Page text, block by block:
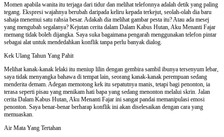
Momen apabila wanita itu terjaga dari tidur dan melihat telefonnya adalah detik yang paling
tegang. Ekspresi wajahnya berubah daripada keliru kepada terkejut, seolah-olah dia baru
sahaja menemui satu rahsia besar. Adakah dia melihat gambar pesta itu? Atau ada mesej
yang mengubah segalanya? Kejutan cerita dalam Dalam Kabus Hutan, Aku Menanti Fajar
memang tidak boleh dijangka. Saya suka bagaimana pengarah menggunakan telefon pintar
sebagai alat untuk mendedahkan konflik tanpa perlu banyak dialog.
Kek Ulang Tahun Yang Pahit
Melihat kanak-kanak lelaki itu meniup lilin dengan gembira sambil ibunya tersenyum lebar,
saya tidak menyangka bahawa di tempat lain, seorang kanak-kanak perempuan sedang
menderita demam. Adegan memotong kek itu sepatutnya manis, tetapi bagi penonton, ia
terasa seperti pisau yang menikam hati bapa yang sedang menonton melalui skrin. Jalan
cerita Dalam Kabus Hutan, Aku Menanti Fajar ini sangat pandai memanipulasi emosi
penonton. Saya benar-benar berharap konflik ini akan diselesaikan dengan cara yang
memuaskan.
Air Mata Yang Tertahan